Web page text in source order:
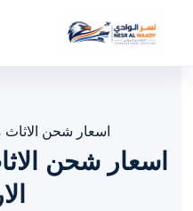
اسعار شحن الاثاث
اسعار شحن